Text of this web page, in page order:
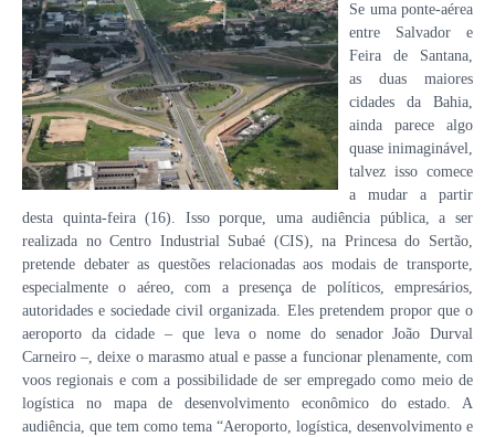
Se uma ponte-aérea
entre Salvador e
Feira de Santana,
as duas maiores
cidades da Bahia,
ainda parece algo
quase inimaginável,
talvez isso comece
a mudar a partir
desta quinta-feira (16). Isso porque, uma audiência pública, a ser
realizada no Centro Industrial Subaé (CIS), na Princesa do Sertão,
pretende debater as questões relacionadas aos modais de transporte,
especialmente o aéreo, com a presença de políticos, empresários,
autoridades e sociedade civil organizada. Eles pretendem propor que o
aeroporto da cidade – que leva o nome do senador João Durval
Carneiro –, deixe o marasmo atual e passe a funcionar plenamente, com
voos regionais e com a possibilidade de ser empregado como meio de
logística no mapa de desenvolvimento econômico do estado. A
audiência, que tem como tema “Aeroporto, logística, desenvolvimento e